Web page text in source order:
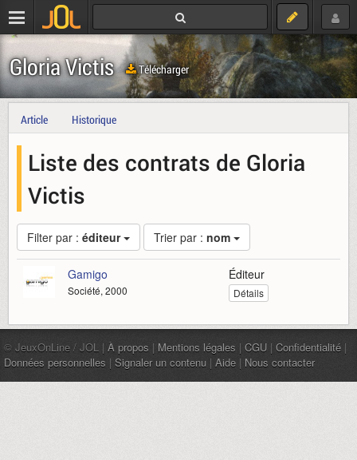
Gloria Victis Télécharger
Article Historique
Liste des contrats de Gloria
Victis
Filter par : éditeur Trier par : nom
Gamigo
Société, 2000
Éditeur
Détails
© JeuxOnLine / JOL | À propos | Mentions légales | CGU | Confidentialité |
Données personnelles | Signaler un contenu | Aide | Nous contacter